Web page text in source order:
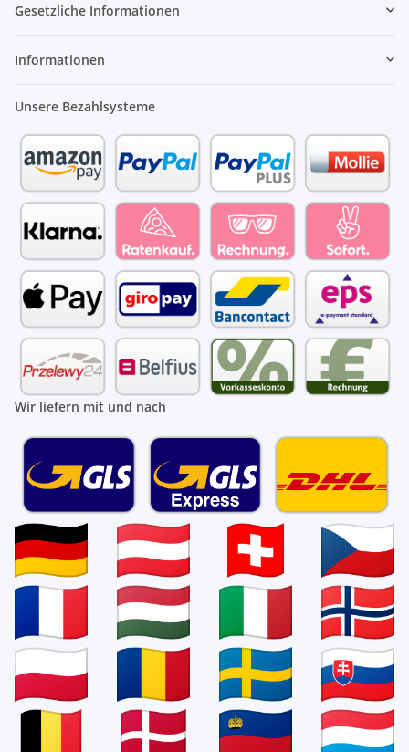
Gesetzliche Informationen
Informationen
Unsere Bezahlsysteme
Wir liefern mit und nach